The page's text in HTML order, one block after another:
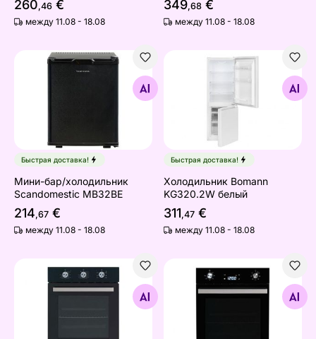
260,46 €
между 11.08 - 18.08
349,68 €
между 11.08 - 18.08
Мини-бар/холодильник Scandomestic MB32BE
Быстрая доставка!
Мини-бар/холодильник
Scandomestic MB32BE
214,67 €
между 11.08 - 18.08
Холодильник Bomann
Быстрая доставка!
Холодильник Bomann
KG320.2W белый
311,47 €
между 11.08 - 18.08
Встраиваемая духовка Schlosser OE552MTB
Встраиваемая духовка
Найдите похожие